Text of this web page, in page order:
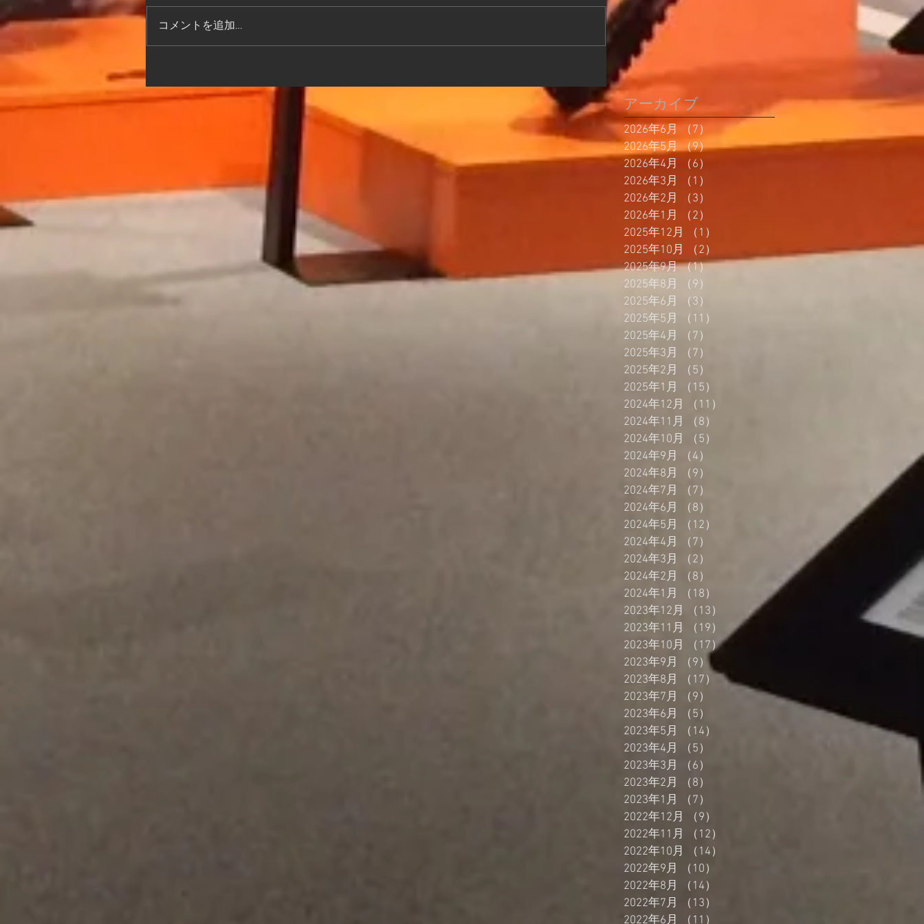
コメントを追加…
アーカイブ
2026年6月 （7）
7件の記事
2026年5月 （9）9件の記事
2026年4月
（6）
2026年3月
（1）
2026年2月
（3）
2026年1月
（2）
2025年12月
（1）
2025年10月
（2）
2件の記事
2025年9月 （1）1件の記事
2025年8月
（9）
2025年6月
（3）
2025年5月
（11）
2025年4月
（7）
2025年3月
（7）
2025年2月
（5）
2025年1月
（15）
2024年12月
（11）
2024年11月
（8）
2024年10月
（5）
2024年9月
（4）
2024年8月
（9）
2024年7月
（7）
2024年6月
（8）
2024年5月
（12）
2024年4月
（7）
2024年3月
（2）
2024年2月
（8）
2024年1月
（18）
18件の記事
2023年12月
（13）
13件の記事
2023年11月
（19）
19件の記事
2023年10月
（17）17件の記事
2023年9月
（9）9件の記事
2023年8月
（17）
17件の記事
2023年7月
（9）
2023年6月
（5）
2023年5月
（14）
2023年4月
（5）
2023年3月
（6）
2023年2月
（8）
2023年1月
（7）
2022年12月
（9）
2022年11月
（12）
2022年10月
（14）
2022年9月
（10）
2022年8月
（14）
2022年7月
（13）
2022年6月
（11）